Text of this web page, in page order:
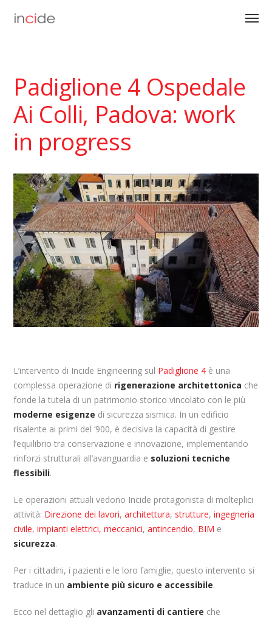
Padiglione 4 Ospedale
Ai Colli, Padova: work
in progress
L’intervento di Incide Engineering sul Padiglione 4 è una
complessa operazione di rigenerazione architettonica che
fonde la tutela di un patrimonio storico vincolato con le più
moderne esigenze di sicurezza sismica. In un edificio
risalente ai primi del ‘900, è decisiva la capacità di gestire
l’equilibrio tra conservazione e innovazione, implementando
rinforzi strutturali all’avanguardia e soluzioni tecniche
flessibili.
Le operazioni attuali vedono Incide protagonista di molteplici
attività: Direzione dei lavori,architettura, strutture,ingegneria
civile, impianti elettrici, meccanici,antincendio, BIM e
sicurezza.
Per i cittadini, i pazienti e le loro famiglie, questo intervento si
traduce in un ambiente più sicuro e accessibile.
Ecco nel dettaglio gli avanzamenti di cantiere che